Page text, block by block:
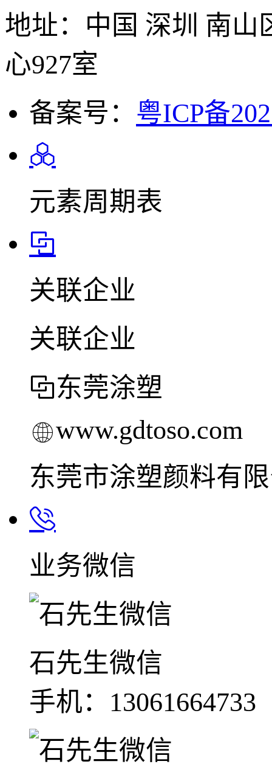
地址：中国 深圳 南山
心927室
备案号： 粤ICP备
元素周期表
关联企业
关联企业
东莞涂塑
www.gdtoso.com
东莞市涂塑颜料有
业务微信
石先生微信
手机：13061664733